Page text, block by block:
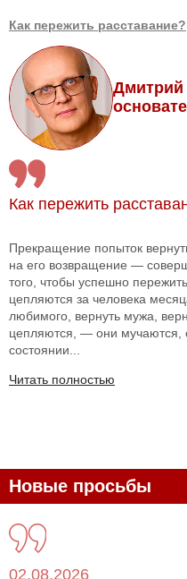
Как пережить расставание?
Дмитрий
Как пережить
Прекращение попыток
на его возвращение —
того, чтобы успешно
цепляются за человека
любимого, вернуть мужа,
цепляются, — они мучаются,
состоянии...
Читать полностью
Новые просьбы
02.08.2026